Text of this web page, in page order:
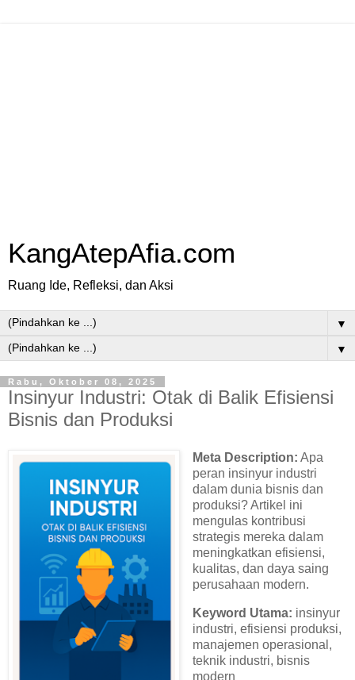
KangAtepAfia.com
Ruang Ide, Refleksi, dan Aksi
▼
▼
Rabu, Oktober 08, 2025
Insinyur Industri: Otak di Balik Efisiensi
Bisnis dan Produksi
Meta Description: Apa
peran insinyur industri
dalam dunia bisnis dan
produksi? Artikel ini
mengulas kontribusi
strategis mereka dalam
meningkatkan efisiensi,
kualitas, dan daya saing
perusahaan modern.
Keyword Utama: insinyur
industri, efisiensi produksi,
manajemen operasional,
teknik industri, bisnis
modern